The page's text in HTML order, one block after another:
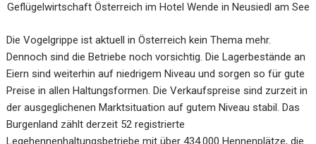
Geflügelwirtschaft Österreich im Hotel Wende in Neusiedl am See
Die Vogelgrippe ist aktuell in Österreich kein Thema mehr.
Dennoch sind die Betriebe noch vorsichtig. Die Lagerbestände an
Eiern sind weiterhin auf niedrigem Niveau und sorgen so für gute
Preise in allen Haltungsformen. Die Verkaufspreise sind zurzeit in
der ausgeglichenen Marktsituation auf gutem Niveau stabil. Das
Burgenland zählt derzeit 52 registrierte
Legehennenhaltungsbetriebe mit über 434.000 Hennenplätze, die